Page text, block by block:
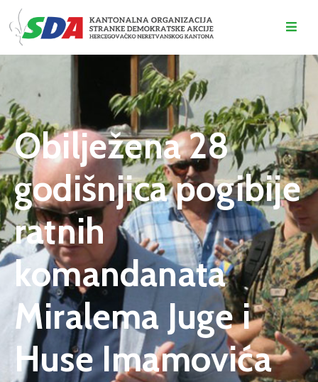
DOGAĐAJI
VIJESTI
KONTAKT
Obilježena 28
godišnjica pogibije
ratnih
komandanata
Miralema Juge i
Huse Imamovića